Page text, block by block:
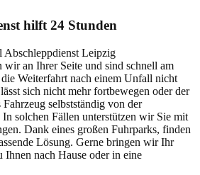
hilft 24 Stunden
Abschleppdienst Leipzig
wir an Ihrer Seite und sind schnell am
Weiterfahrt nach einem Unfall nicht
sich nicht mehr fortbewegen oder der
selbstständig von der
solchen Fällen unterstützen wir Sie mit
Dank eines großen Fuhrparks, finden
Lösung. Gerne bringen wir Ihr
Ihnen nach Hause oder in eine